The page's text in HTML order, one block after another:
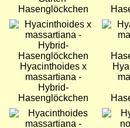
Hasenglöckchen
Bild
Hyacinthoides x
massartiana -
Hybrid-
Hasenglöckchen
Bild
Bild
Bild